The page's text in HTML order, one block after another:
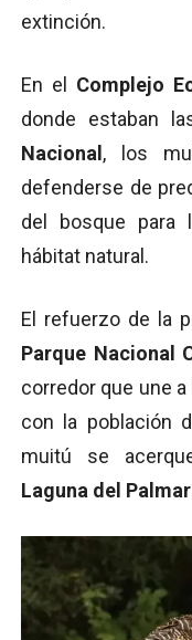
extinción.
En el Complejo
donde estaban
Nacional , los
defenderse de
del bosque para
hábitat natural.
El refuerzo de la
Parque Nacional
corredor que une a
con la población
muitú se
Laguna del Palmar